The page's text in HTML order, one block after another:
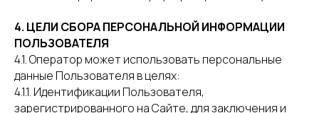
4. ЦЕЛИ СБОРА ПЕРСОНАЛЬНОЙ ИНФОРМАЦИИ
ПОЛЬЗОВАТЕЛЯ
4.1. Оператор может использовать персональные
данные Пользователя в целях:
4.1.1. Идентификации Пользователя,
зарегистрированного на Сайте, для заключения и